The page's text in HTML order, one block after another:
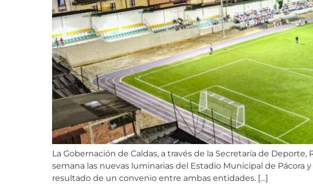
La Gobernación de Caldas, a través de la Secretaría de
semana las nuevas luminarias del Estadio Municipal de Pácora
resultado de un convenio entre ambas entidades. […]